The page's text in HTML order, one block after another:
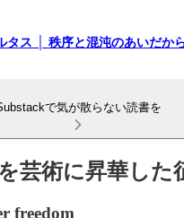
タス │ 秩序と混沌のあいだか
で気が散らない読書を
芸術に昇華した
freedom